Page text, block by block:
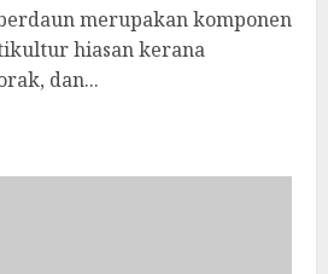
merupakan komponen
hiasan kerana
dan...